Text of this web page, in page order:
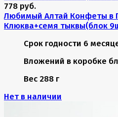
778 руб.
Любимый Алтай Конфеты в
Клюква+семя тыквы(блок
Срок годности 6
Вложений в коробке
Вес 288 г
Нет в наличии